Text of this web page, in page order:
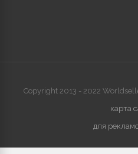
Copyright 2013 - 2022
карта
для